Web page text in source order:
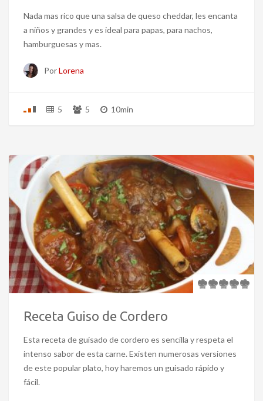
Nada mas rico que una salsa de queso cheddar, les encanta
a niños y grandes y es ideal para papas, para nachos,
hamburguesas y mas.
PorLorena
5 5 10min
Receta Guiso de Cordero
Esta receta de guisado de cordero es sencilla y respeta el
intenso sabor de esta carne. Existen numerosas versiones
de este popular plato, hoy haremos un guisado rápido y
fácil.